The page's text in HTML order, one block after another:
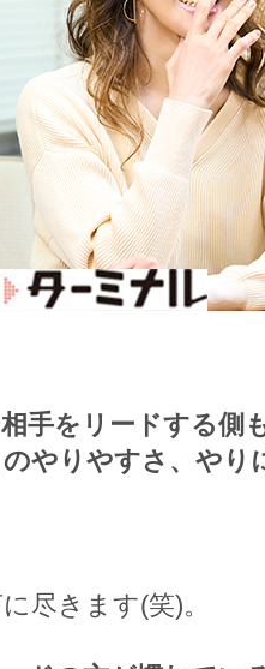
手をリードする側
やりやすさ、や
尽きます(笑)。